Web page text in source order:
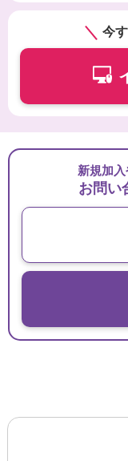
今
新規加
お問い